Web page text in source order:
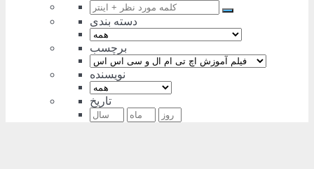
دسته بندی
برچسب
نویسنده
تاریخ